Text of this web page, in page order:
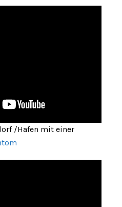
/Hafen mit einer